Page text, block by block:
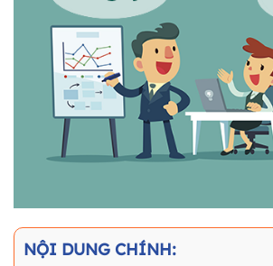
NỘI DUNG CHÍNH: